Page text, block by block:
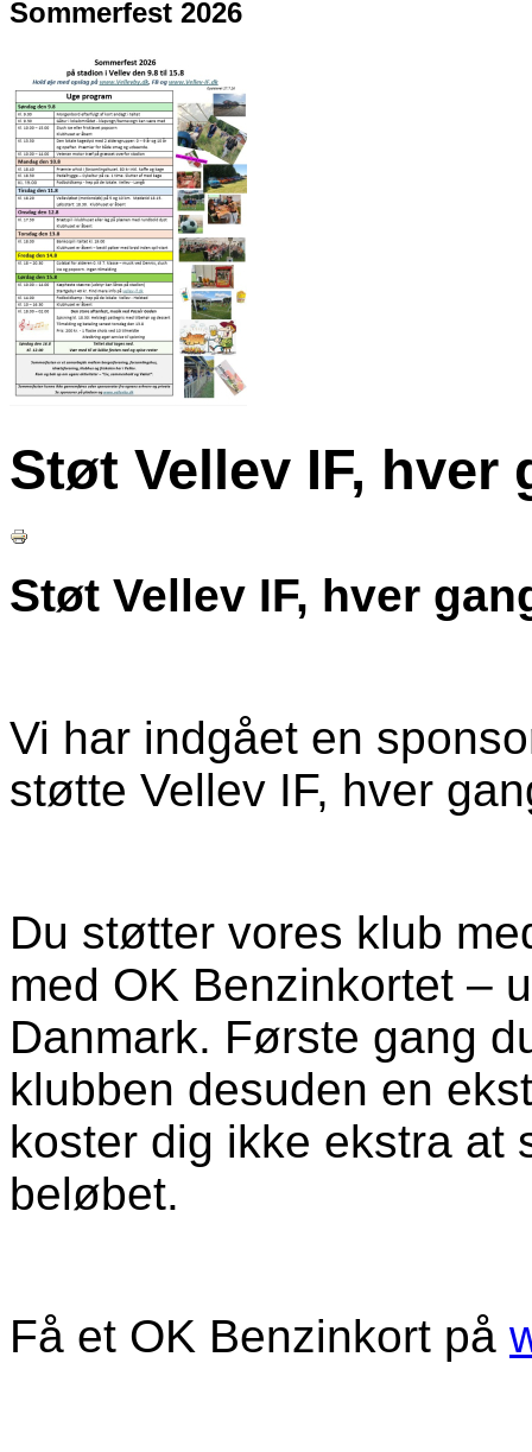
Sommerfest 2026
Støt Vellev IF, hver
Støt Vellev IF, hver
Vi har indgået en
støtte Vellev IF, hver
Du støtter vores klub
med OK Benzinkortet –
Danmark. Første gang
klubben desuden en
koster dig ikke ekstra at
beløbet.
Få et OK Benzinkort på